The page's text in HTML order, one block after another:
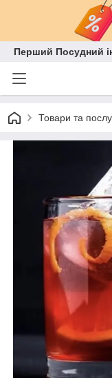
Перший Посудний
Товари та